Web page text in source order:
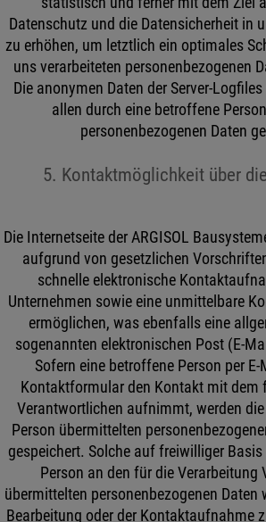
Datenschutz und die Datensicherheit in
zu erhöhen, um letztlich ein optimales
uns verarbeiteten personenbezogenen
Die anonymen Daten der Server-
allen durch eine betroffene
personenbezogenen Daten
5. Kontaktmöglichkeit über
Die Internetseite der ARGISOL
aufgrund von gesetzlichen
schnelle elektronische
Unternehmen sowie eine unmittelbare
ermöglichen, was ebenfalls eine
sogenannten elektronischen Post (E-
Sofern eine betroffene Person per
Kontaktformular den Kontakt mit dem
Verantwortlichen aufnimmt, werden
Person übermittelten
gespeichert. Solche auf freiwilliger
Person an den für die Verarbeitung
übermittelten personenbezogenen Daten
Bearbeitung oder der Kontaktaufnahme